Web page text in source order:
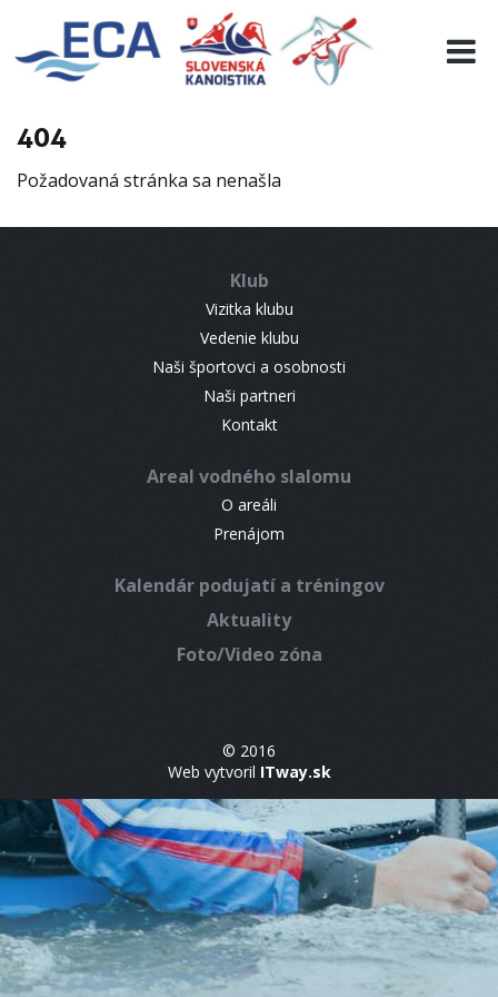
404
Požadovaná stránka sa nenašla
Klub
Vizitka klubu
Vedenie klubu
Naši športovci a osobnosti
Naši partneri
Kontakt
Areal vodného slalomu
O areáli
Prenájom
Kalendár podujatí a tréningov
Aktuality
Foto/Video zóna
© 2016
Web vytvoril ITway.sk
EURO 19
INFO
RESULTS
CONTACT